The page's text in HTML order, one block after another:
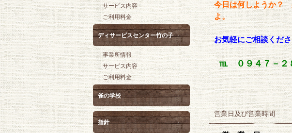
今日は何しようか
よ。
お気軽にご相談くだ
℡ ０９４７－２
営業日及び営業時間
サービス内容
ご利用料金
ディサービスセンター竹の子
事業所情報
サービス内容
ご利用料金
雀の学校
指針